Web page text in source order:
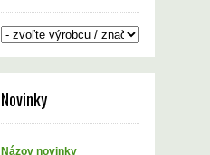
Novinky
Názov novinky